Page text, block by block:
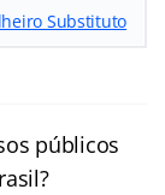
Substituto
públicos